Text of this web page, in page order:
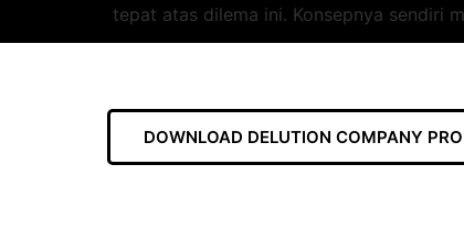
tepat atas dilema ini. Konsepnya sendiri
DOWNLOAD DELUTION COMPANY